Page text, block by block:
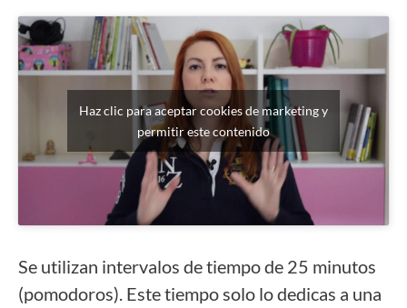
Haz clic para aceptar cookies de marketing y
permitir este contenido
Se utilizan intervalos de tiempo de 25 minutos
(pomodoros). Este tiempo solo lo dedicas a una